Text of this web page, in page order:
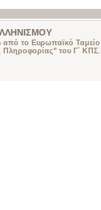
από το Ευρωπαϊκό
Πληροφορίας" του Γ΄ ΚΠΣ.